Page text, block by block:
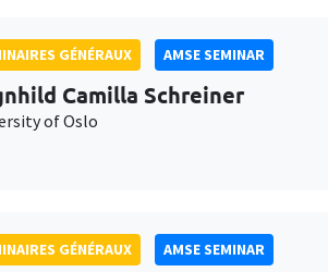
GÉNÉRAUX AMSE SEMINAR
Camilla Schreiner
of Oslo
GÉNÉRAUX AMSE SEMINAR